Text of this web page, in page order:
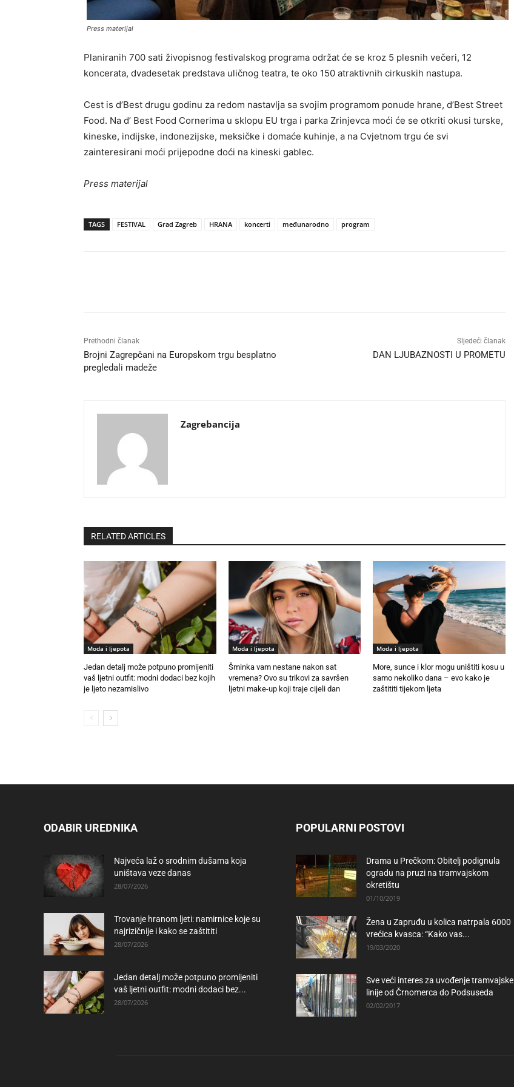
Press materijal
Planiranih 700 sati živopisnog festivalskog programa održat će se kroz 5 plesnih večeri, 12
koncerata, dvadesetak predstava uličnog teatra, te oko 150 atraktivnih cirkuskih nastupa.
Cest is d’Best drugu godinu za redom nastavlja sa svojim programom ponude hrane, d’Best Street
Food. Na d’ Best Food Cornerima u sklopu EU trga i parka Zrinjevca moći će se otkriti okusi turske,
kineske, indijske, indonezijske, meksičke i domaće kuhinje, a na Cvjetnom trgu će svi
zainteresirani moći prijepodne doći na kineski gablec.
Press materijal
TAGS FESTIVAL Grad Zagreb HRANA koncerti međunarodno program
Prethodni članak
Brojni Zagrepčani na Europskom trgu besplatno
pregledali madeže
Sljedeći članak
DAN LJUBAZNOSTI U PROMETU
Zagrebancija
RELATED ARTICLES
Moda i ljepota
Jedan detalj može potpuno promijeniti
vaš ljetni outfit: modni dodaci bez kojih
je ljeto nezamislivo
Moda i ljepota
Šminka vam nestane nakon sat
vremena? Ovo su trikovi za savršen
ljetni make-up koji traje cijeli dan
Moda i ljepota
More, sunce i klor mogu uništiti kosu u
samo nekoliko dana – evo kako je
zaštititi tijekom ljeta
ODABIR UREDNIKA
Najveća laž o srodnim dušama koja
uništava veze danas
28/07/2026
Trovanje hranom ljeti: namirnice koje su
najrizičnije i kako se zaštititi
28/07/2026
Jedan detalj može potpuno promijeniti
vaš ljetni outfit: modni dodaci bez...
28/07/2026
POPULARNI POSTOVI
Drama u Prečkom: Obitelj podignula
ogradu na pruzi na tramvajskom
okretištu
01/10/2019
Žena u Zapruđu u kolica natrpala 6000
vrećica kvasca: “Kako vas...
19/03/2020
Sve veći interes za uvođenje tramvajske
linije od Črnomerca do Podsuseda
02/02/2017